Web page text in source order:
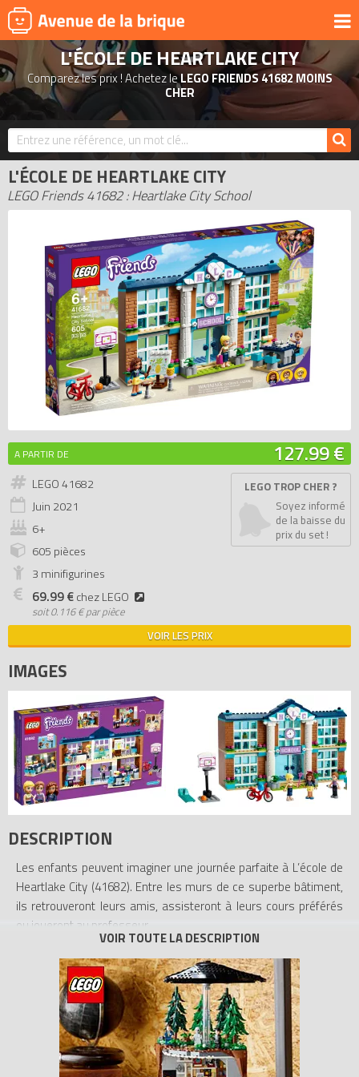
UNIVERS
PRODUITS DÉRIVÉS
NOUVEAUTÉS
LEGO 2026
BONS PLANS
ACTUALITÉS
ASSOCIATIONS DE FANS
EXPOSITIONS LEGO
LEGO LES PLUS CHERS
DERNIERS LEGO AJOUTÉS
L'ÉCOLE DE HEARTLAKE CITY
Comparez les prix ! Achetez leLEGO FRIENDS 41682 MOINS
CHER
L'ÉCOLE DE HEARTLAKE CITY
LEGO Friends 41682 : Heartlake City School
A PARTIR DE 127.99 €
LEGO 41682
Juin 2021
6+
605 pièces
3 minifigurines
69.99 €chez LEGO
soit0.116 € par pièce
LEGO TROP CHER ?
Soyez informé
de la baisse du
prix du set !
VOIR LES PRIX
IMAGES
DESCRIPTION
Les enfants peuvent imaginer une journée parfaite à L’école de
Heartlake City (41682). Entre les murs de ce superbe bâtiment,
ils retrouveront leurs amis, assisteront à leurs cours préférés
ou joueront au professeur.
incluent un hall avec des casiers et des trophées, un labo de
sciences avec un microscope et une coccinelle à étudier, et des
salles de dessin, de théâtre et de musique avec un coffre de
déguisements et une sélection d’instruments. Les enfants
retrouvent leurs amis à la cantine, dotée de tables et
d’accessoires sur le thème de la nourriture.